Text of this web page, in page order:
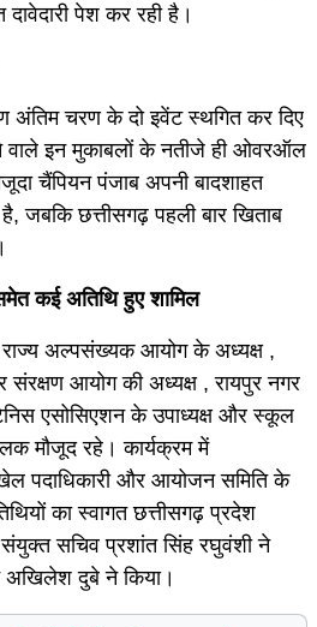
पेश कर रही है।
अंतिम चरण के दो इवेंट स्थगित कर दिए
वाले इन मुकाबलों के नतीजे ही ओवरऑल
चैंपियन पंजाब अपनी बादशाहत
जबकि छत्तीसगढ़ पहली बार खिताब
कई अतिथि हुए शामिल
राज्य अल्पसंख्यक आयोग के अध्यक्ष ,
संरक्षण आयोग की अध्यक्ष , रायपुर नगर
एसोसिएशन के उपाध्यक्ष और स्कूल
मौजूद रहे। कार्यक्रम में
पदाधिकारी और आयोजन समिति के
का स्वागत छत्तीसगढ़ प्रदेश
सचिव प्रशांत सिंह रघुवंशी ने
अखिलेश दुबे ने किया।